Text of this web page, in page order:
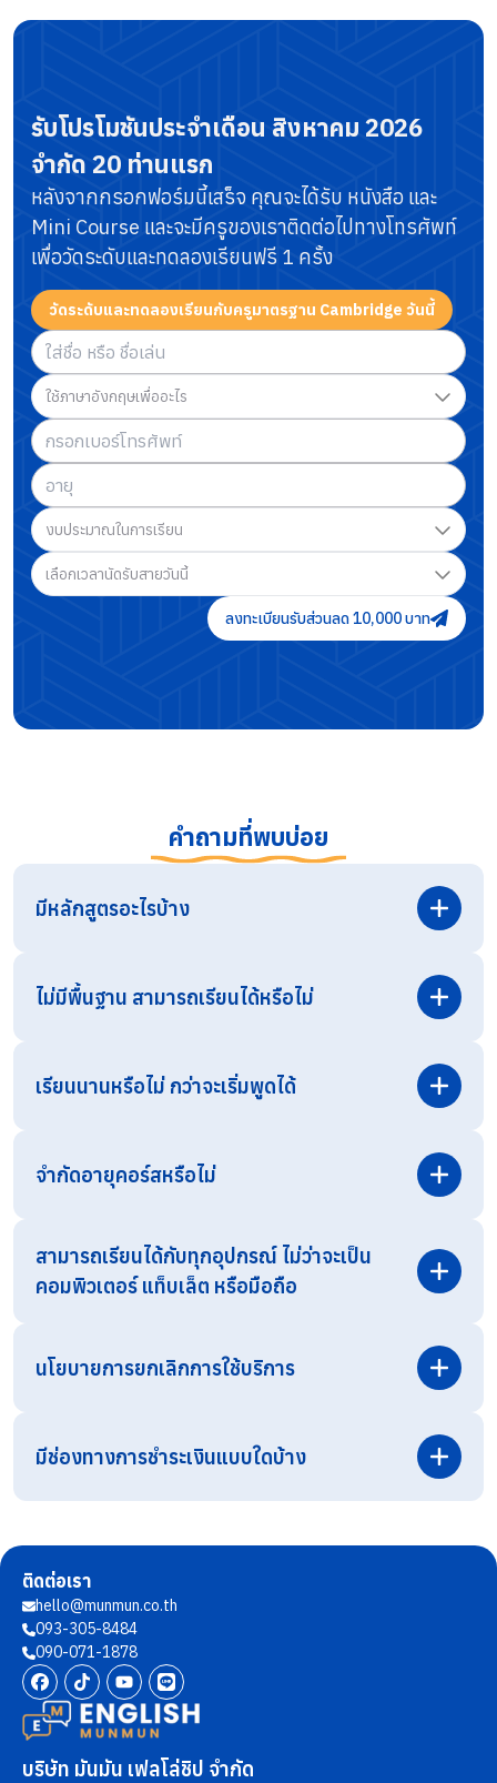
รับโปรโมชันประจำเดือน สิงหาคม 2026
จำกัด 20 ท่านแรก
หลังจากกรอกฟอร์มนี้เสร็จ คุณจะได้รับ หนังสือ และ
Mini Course และจะมีครูของเราติดต่อไปทางโทรศัพท์
เพื่อวัดระดับและทดลองเรียนฟรี 1 ครั้ง
วัดระดับและทดลองเรียนกับครูมาตรฐาน Cambridge วันนี้
ใช้ภาษาอังกฤษเพื่ออะไร
งบประมาณในการเรียน
เลือกเวลานัดรับสายวันนี้
ลงทะเบียนรับส่วนลด 10,000 บาท
คำถามที่พบบ่อย
มีหลักสูตรอะไรบ้าง
ไม่มีพื้นฐาน สามารถเรียนได้หรือไม่
เรียนนานหรือไม่ กว่าจะเริ่มพูดได้
จำกัดอายุคอร์สหรือไม่
สามารถเรียนได้กับทุกอุปกรณ์ ไม่ว่าจะเป็น
คอมพิวเตอร์ แท็บเล็ต หรือมือถือ
นโยบายการยกเลิกการใช้บริการ
มีช่องทางการชำระเงินแบบใดบ้าง
ติดต่อเรา
hello@munmun.co.th
093-305-8484
090-071-1878
บริษัท มันมัน เฟลโล่ชิป จำกัด